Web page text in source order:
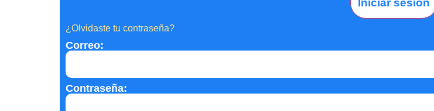
¿Olvidaste tu contraseña?
Correo:
Contraseña: